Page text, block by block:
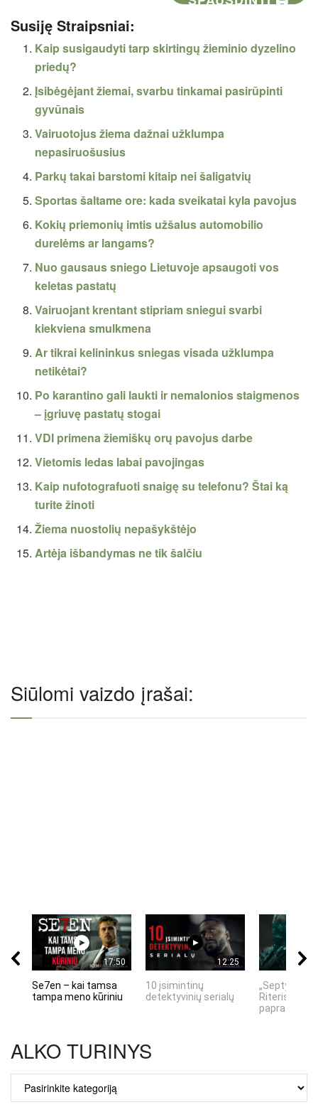
Susiję Straipsniai:
Kaip susigaudyti tarp skirtingų žieminio dyzelino
priedų?
Įsibėgėjant žiemai, svarbu tinkamai pasirūpinti
gyvūnais
Vairuotojus žiema dažnai užklumpa
nepasiruošusius
Parkų takai barstomi kitaip nei šaligatvių
Sportas šaltame ore: kada sveikatai kyla pavojus
Kokių priemonių imtis užšalus automobilio
durelėms ar langams?
Nuo gausaus sniego Lietuvoje apsaugoti vos
keletas pastatų
Vairuojant krentant stipriam sniegui svarbi
kiekviena smulkmena
Ar tikrai kelininkus sniegas visada užklumpa
netikėtai?
Po karantino gali laukti ir nemalonios staigmenos
– įgriuvę pastatų stogai
VDI primena žiemiškų orų pavojus darbe
Vietomis ledas labai pavojingas
Kaip nufotografuoti snaigę su telefonu? Štai ką
turite žinoti
Žiema nuostolių nepašykštėjo
Artėja išbandymas ne tik šalčiu
Siūlomi vaizdo įrašai:
17:50
Se7en – kai tamsa
tampa meno kūriniu
12:25
10 įsimintinų
detektyvinių serialų
„Septynių
Riteris" – kai
ALKO TURINYS
TURINYS